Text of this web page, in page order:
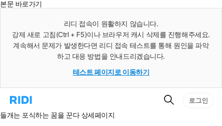
본문 바로가기
리디 접속이 원활하지 않습니다.
강제 새로 고침(Ctrl + F5)이나 브라우저 캐시 삭제를 진행해주세요.
계속해서 문제가 발생한다면 리디 접속 테스트를 통해 원인을 파악
하고 대응 방법을 안내드리겠습니다.
테스트 페이지로 이동하기
리
홈
검
로그인
들개는 포식하는 꿈을 꾼다 상세페이지